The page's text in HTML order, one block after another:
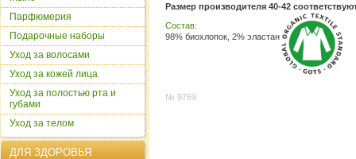
Размер производителя 40-42
Состав:
98% биохлопок, 2% эластан
№ 9769
Парфюмерия
Подарочные наборы
Уход за волосами
Уход за кожей лица
Уход за полостью рта и
губами
Уход за телом
ДЛЯ ЗДОРОВЬЯ